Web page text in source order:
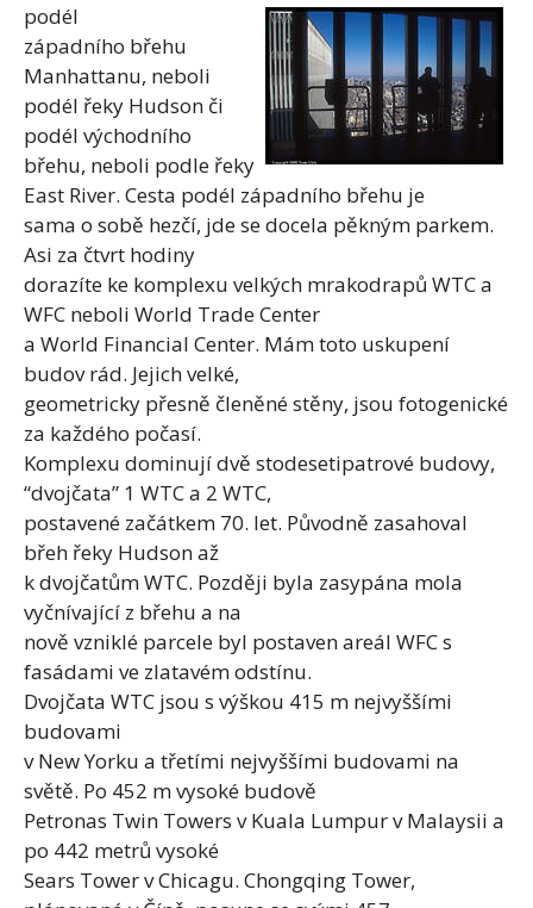
podél
západního břehu
Manhattanu, neboli
podél řeky Hudson či
podél východního
břehu, neboli podle řeky
East River. Cesta podél západního břehu je
sama o sobě hezčí, jde se docela pěkným parkem.
Asi za čtvrt hodiny
dorazíte ke komplexu velkých mrakodrapů WTC a
WFC neboli World Trade Center
a World Financial Center. Mám toto uskupení
budov rád. Jejich velké,
geometricky přesně členěné stěny, jsou fotogenické
za každého počasí.
Komplexu dominují dvě stodesetipatrové budovy,
“dvojčata” 1 WTC a 2 WTC,
postavené začátkem 70. let. Původně zasahoval
břeh řeky Hudson až
k dvojčatům WTC. Později byla zasypána mola
vyčnívající z břehu a na
nově vzniklé parcele byl postaven areál WFC s
fasádami ve zlatavém odstínu.
Dvojčata WTC jsou s výškou 415 m nejvyššími
budovami
v New Yorku a třetími nejvyššími budovami na
světě. Po 452 m vysoké budově
Petronas Twin Towers v Kuala Lumpur v Malaysii a
po 442 metrů vysoké
Sears Tower v Chicagu. Chongqing Tower,